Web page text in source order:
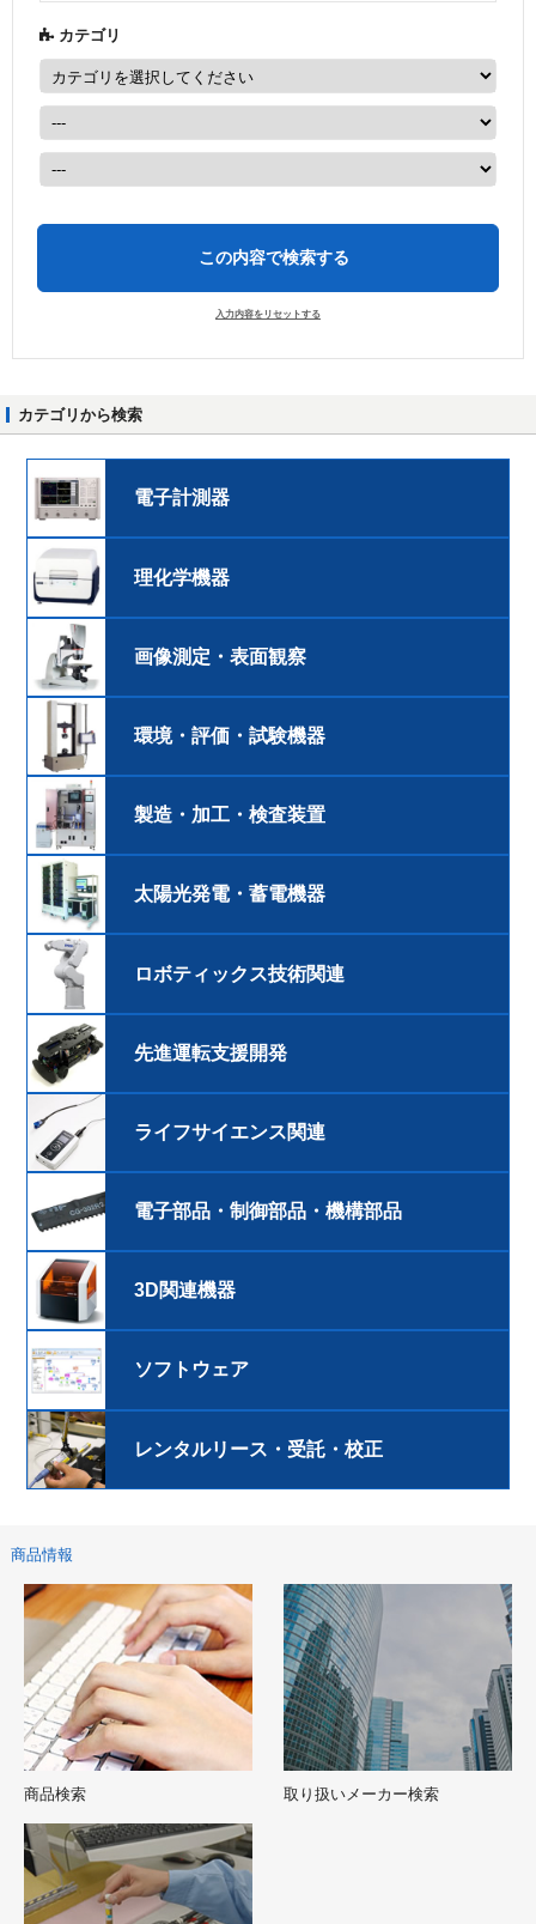
カテゴリ
この内容で検索する
カテゴリから検索
電子計測器
理化学機器
画像測定・表面観察
環境・評価・試験機器
製造・加工・検査装置
太陽光発電・蓄電機器
ロボティックス技術関連
先進運転支援開発
ライフサイエンス関連
電子部品・制御部品・機構部品
3D関連機器
ソフトウェア
レンタルリース・受託・校正
商品情報
商品検索 取り扱いメーカー検索